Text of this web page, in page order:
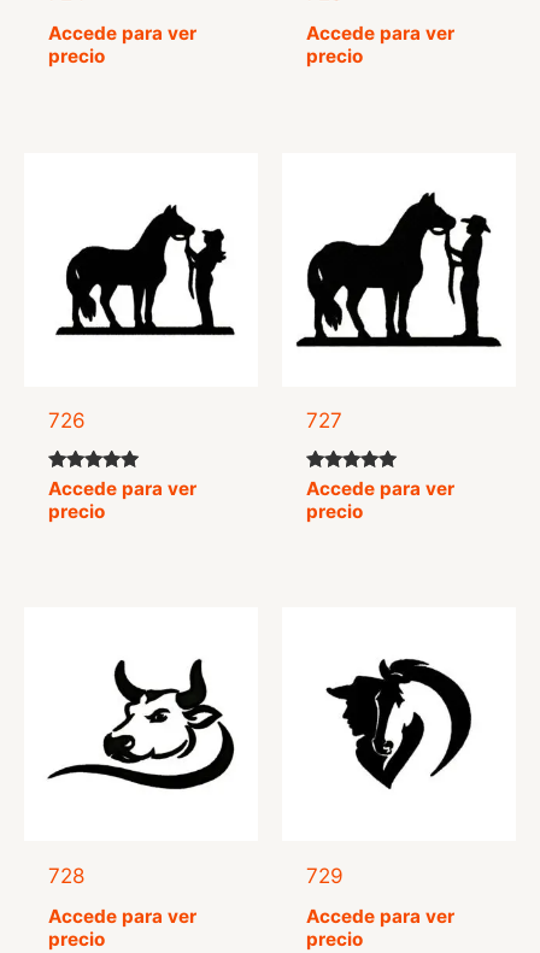
Accede para ver
precio
Accede para ver
precio
726
Valorado
con
5.00
Accede para ver
precio
727
Valorado
con
5.00
Accede para ver
precio
728
Accede para ver
precio
729
Accede para ver
precio